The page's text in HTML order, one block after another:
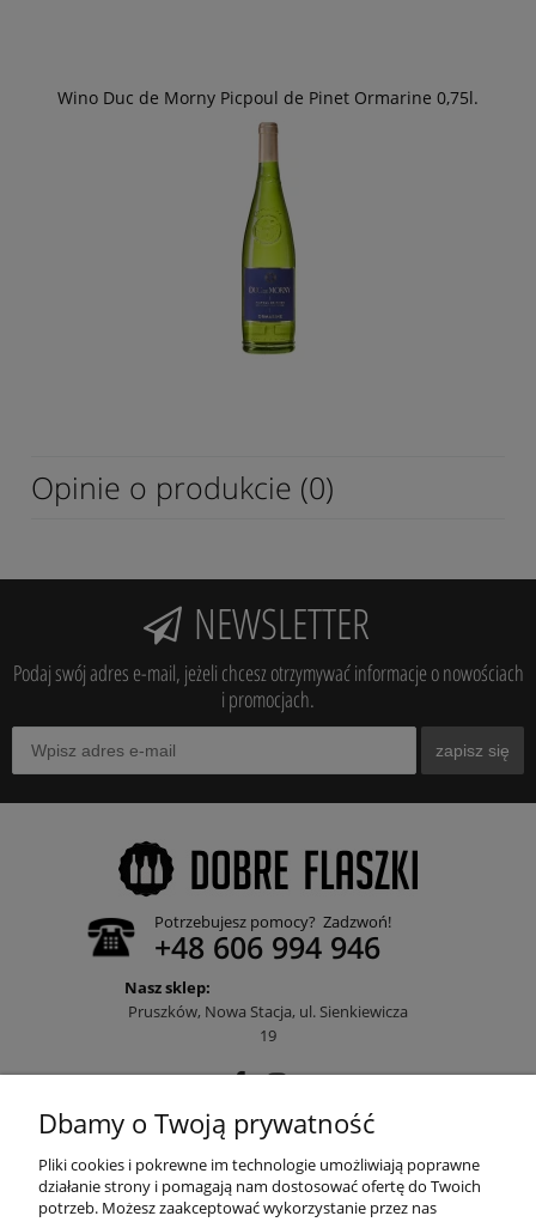
Wino Duc de Morny Picpoul de Pinet Ormarine 0,75l.
Opinie o produkcie (0)
NEWSLETTER
Podaj swój adres e-mail, jeżeli chcesz otrzymywać informacje o nowościach
i promocjach.
zapisz się
Potrzebujesz pomocy? Zadzwoń!
+48 606 994 946
Nasz sklep:
Pruszków, Nowa Stacja, ul. Sienkiewicza
19
POMOC
Dbamy o Twoją prywatność
Pliki cookies i pokrewne im technologie umożliwiają poprawne
działanie strony i pomagają nam dostosować ofertę do Twoich
potrzeb. Możesz zaakceptować wykorzystanie przez nas